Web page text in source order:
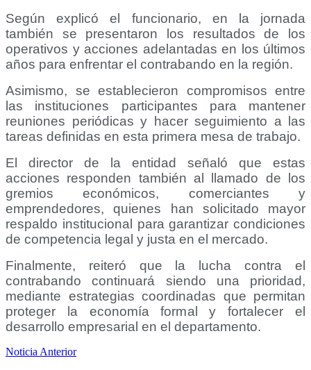
Según explicó el funcionario, en la jornada
también se presentaron los resultados de los
operativos y acciones adelantadas en los últimos
años para enfrentar el contrabando en la región.
Asimismo, se establecieron compromisos entre
las instituciones participantes para mantener
reuniones periódicas y hacer seguimiento a las
tareas definidas en esta primera mesa de trabajo.
El director de la entidad señaló que estas
acciones responden también al llamado de los
gremios económicos, comerciantes y
emprendedores, quienes han solicitado mayor
respaldo institucional para garantizar condiciones
de competencia legal y justa en el mercado.
Finalmente, reiteró que la lucha contra el
contrabando continuará siendo una prioridad,
mediante estrategias coordinadas que permitan
proteger la economía formal y fortalecer el
desarrollo empresarial en el departamento.
Noticia Anterior